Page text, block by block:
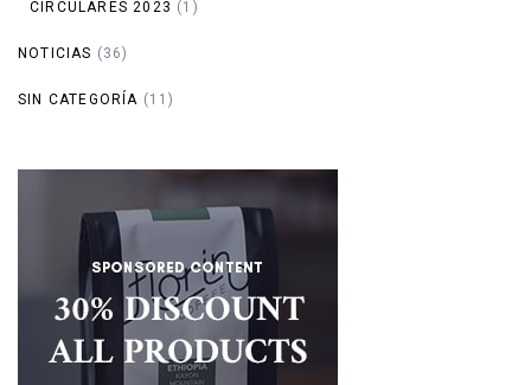
CIRCULARES 2023 (1)
NOTICIAS (36)
SIN CATEGORÍA (11)